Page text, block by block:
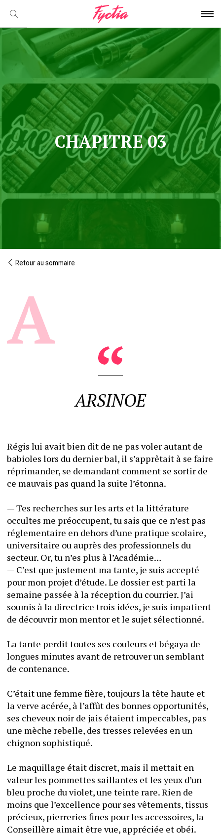
CHAPITRE 03
Retour au sommaire
ARSINOE
Régis lui avait bien dit de ne pas voler autant de
babioles lors du dernier bal, il s’apprêtait à se faire
réprimander, se demandant comment se sortir de
ce mauvais pas quand la suite l’étonna.
— Tes recherches sur les arts et la littérature
occultes me préoccupent, tu sais que ce n’est pas
réglementaire en dehors d’une pratique scolaire,
universitaire ou auprès des professionnels du
secteur. Or, tu n’es plus à l’Académie…
— C’est que justement ma tante, je suis accepté
pour mon projet d’étude. Le dossier est parti la
semaine passée à la réception du courrier. J’ai
soumis à la directrice trois idées, je suis impatient
de découvrir mon mentor et le sujet sélectionné.
La tante perdit toutes ses couleurs et bégaya de
longues minutes avant de retrouver un semblant
de contenance.
C’était une femme fière, toujours la tête haute et
la verve acérée, à l’affût des bonnes opportunités,
ses cheveux noir de jais étaient impeccables, pas
une mèche rebelle, des tresses relevées en un
chignon sophistiqué.
Le maquillage était discret, mais il mettait en
valeur les pommettes saillantes et les yeux d’un
bleu proche du violet, une teinte rare. Rien de
moins que l’excellence pour ses vêtements, tissus
précieux, pierreries fines pour les accessoires, la
Conseillère aimait être vue, appréciée et obéi.